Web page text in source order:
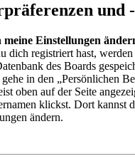
und
Einstellungen
dich registriert hast,
des Boards
gehe in den „Persönlichen
oben auf der Seite
klickst. Dort kannst
ändern.